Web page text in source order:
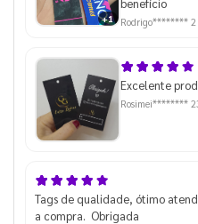
+1
benefício
Rodrigo********
Excelente
Rosimei********
Tags de qualidade, ótimo
a compra. Obrigada